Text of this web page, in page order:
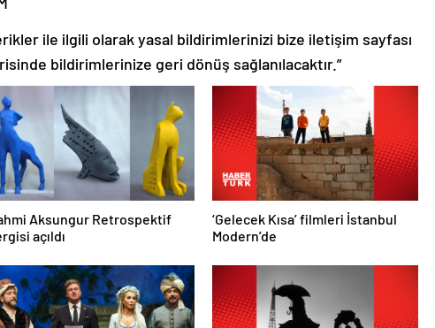
ile ilgili olarak yasal bildirimlerinizi bize iletişim sayfası
bildirimlerinize geri dönüş sağlanılacaktır.”
Aksungur Retrospektif
açıldı
‘Gelecek Kısa’ filmleri İstanbul
Modern’de